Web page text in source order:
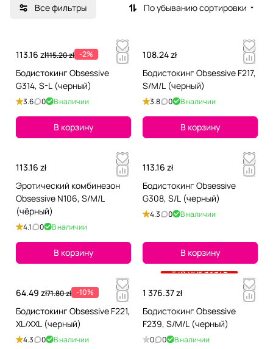
Все фильтры По убыванию сортировки
113.16 zł115.20 zł -2%
Бодистокинг Obsessive
G314, S-L (черный)
3.6 0 В наличии
В корзину
108.24 zł
Бодистокинг Obsessive F217,
S/M/L (черный)
3.8 0 В наличии
В корзину
113.16 zł
Эротический комбинезон
Obsessive N106, S/M/L
(чёрный)
4.1 0 В наличии
В корзину
113.16 zł
Бодистокинг Obsessive
G308, S/L (черный)
4.3 0 В наличии
В корзину
64.49 zł71.80 zł -10%
Бодистокинг Obsessive F221,
XL/XXL (черный)
4.3 0 В наличии
+18 показать
1 376.37 zł
Бодистокинг Obsessive
F239, S/M/L (черный)
0 0 В наличии